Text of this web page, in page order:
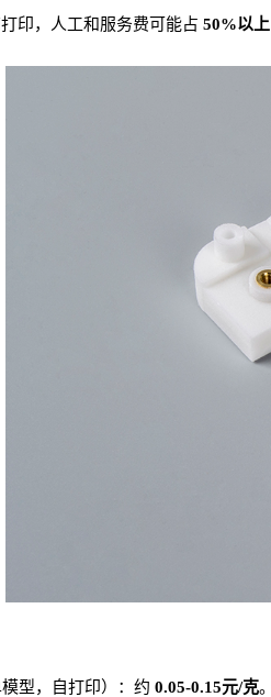
印，人工和服务费可能占 50%以上
模型，自打印）：约 0.05-0.15元/克。